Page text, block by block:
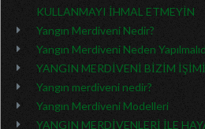
KULLANMAYI İHMAL ETMEYİN
Yangın Merdiveni Nedir?
Yangın Merdiveni Neden
YANGIN MERDİVENİ BİZİM
Yangın merdiveni nedir?
Yangın Merdiveni Modelleri
YANGIN MERDİVENLERİ İLE